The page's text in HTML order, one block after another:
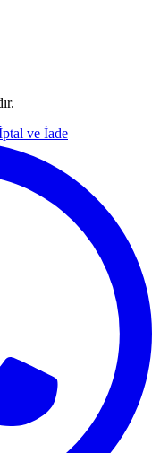
ve İade